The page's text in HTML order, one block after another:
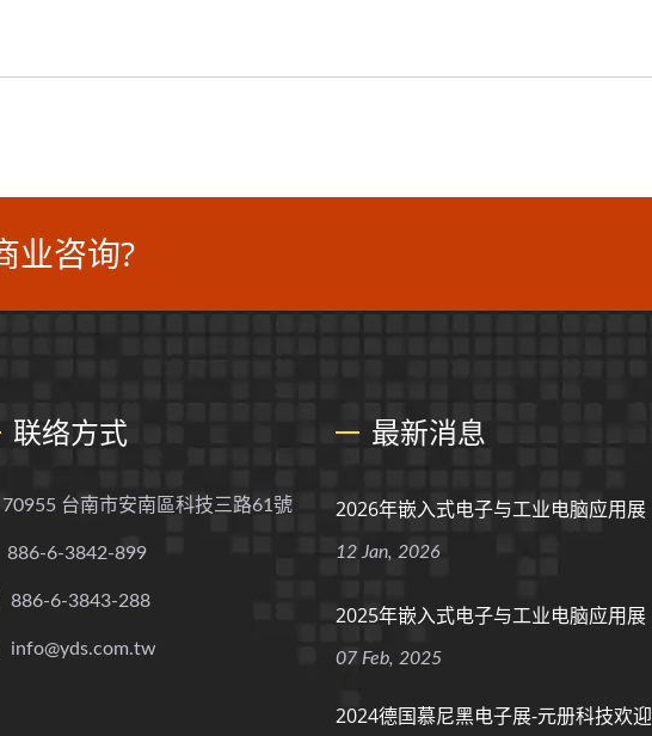
科技可提供多种规格的变压器，
业咨询?
联络方式
70955 台南市安南區科技三路61號
886-6-3842-899
886-6-3843-288
info@yds.com.tw
最新消息
2026年嵌入式电子与工业电脑应用展
12 Jan, 2026
2025年嵌入式电子与工业电脑应用展
07 Feb, 2025
2024德国慕尼黑电子展-元册科技欢迎